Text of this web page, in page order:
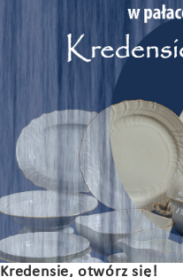
Kredensie, otwórz się!